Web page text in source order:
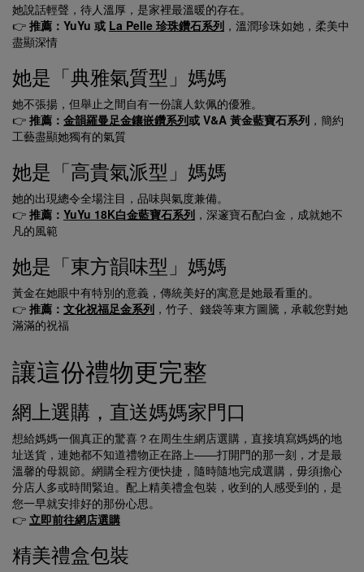
她說話輕聲，待人溫厚，是家裡最溫暖的存在。
👉 推薦：YuYu 或 La Pelle 珍珠鑽石系列 ，溫潤珍珠如她，柔美中
盡顯深情
她是「典雅氣質型」媽媽
她不張揚，但舉止之間自有一份讓人欽佩的優雅。
👉 推薦： 金韻羅曼足金鑲嵌鑽系列或 V&A 黃金藍寶石系列 ，簡約
工藝盡顯她獨有的氣質
她是「高貴氣派型」媽媽
她的出現總令全場注目，品味與氣度兼備。
👉 推薦： YuYu 18K白金藍寶石系列 ，深邃寶石配白金，成就她不
凡的風範
她是「東方韻味型」媽媽
黃金在她眼中有特別的意義，傳統美好的寓意是她最看重的。
👉 推薦： 文化祝福足金系列 ，竹子、錢袋等東方圖騰，承載您對她
滿滿的祝福
讓這份禮物更完整
網上選購，直送媽媽家門口
想給媽媽一個真正的驚喜？在周生生網店選購，直接填寫媽媽的地
址送貨，連她都不知道禮物正在路上——打開門的那一刻，才是最
溫馨的母親節。網購全程方便快捷，隨時隨地完成選購，毋須擔心
分店人多或時間緊迫。配上精美禮盒包裝，收到的人感受到的，是
您一早就安排好的那份心思。
👉 立即前往網店選購
精美禮盒包裝